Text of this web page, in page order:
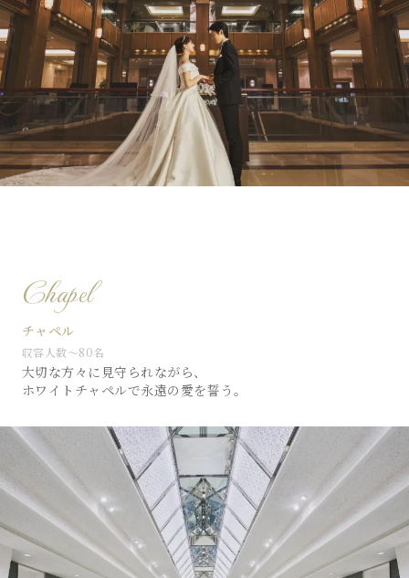
Chapel
チャペル
収容人数〜80名
大切な方々に見守られながら、
ホワイトチャペルで永遠の愛を誓う。